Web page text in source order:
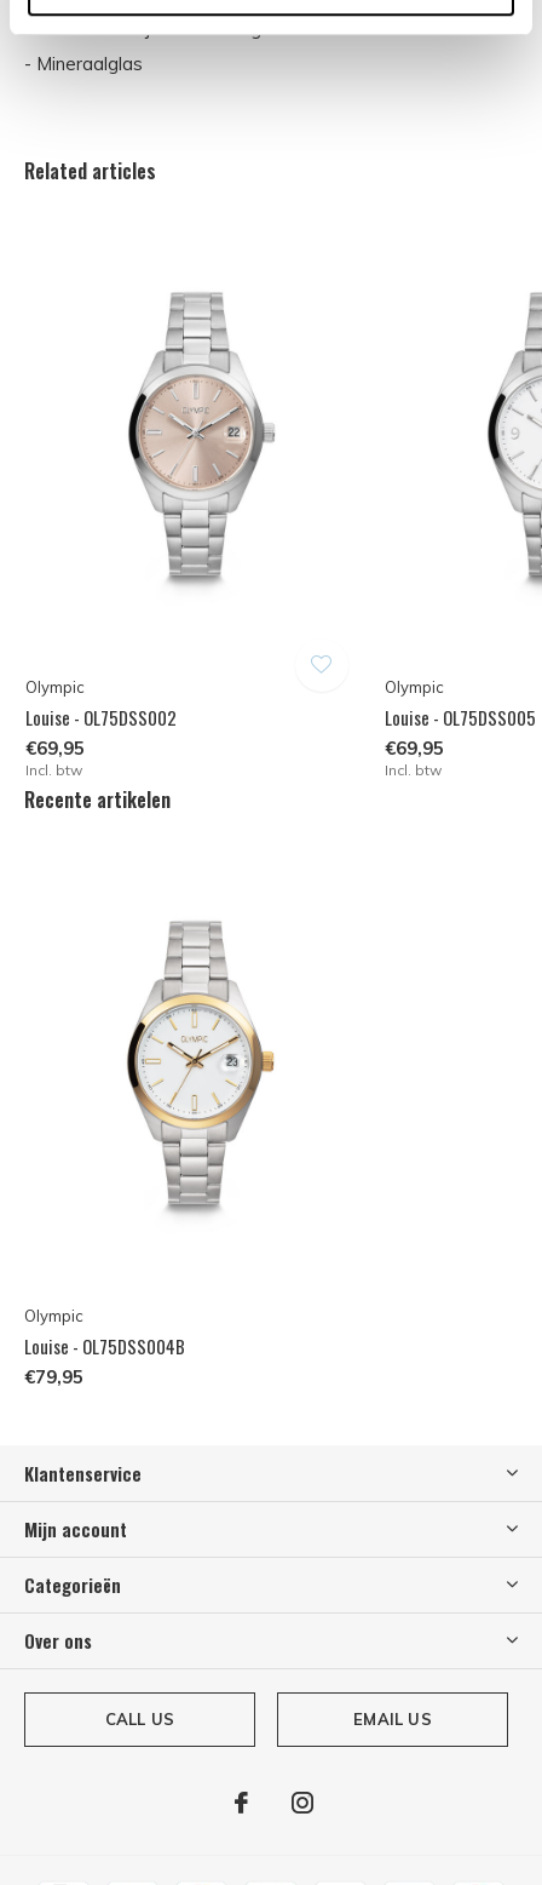
- Standaard 3 jaar fabrieksgarantie
- Mineraalglas
Related articles
Olympic
Louise - OL75DSS002
€69,95
Incl. btw
Olympic
Louise - OL75DSS005
€69,95
Incl. btw
Recente artikelen
Olympic
Louise - OL75DSS004B
€79,95
Klantenservice
Mijn account
Categorieën
Over ons
CALL US EMAIL US